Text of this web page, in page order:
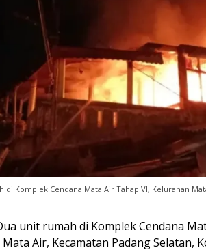
di Komplek Cendana Mata Air Tahap VI, Kelurahan
unit rumah di Komplek Cendana
Air, Kecamatan Padang Selatan,